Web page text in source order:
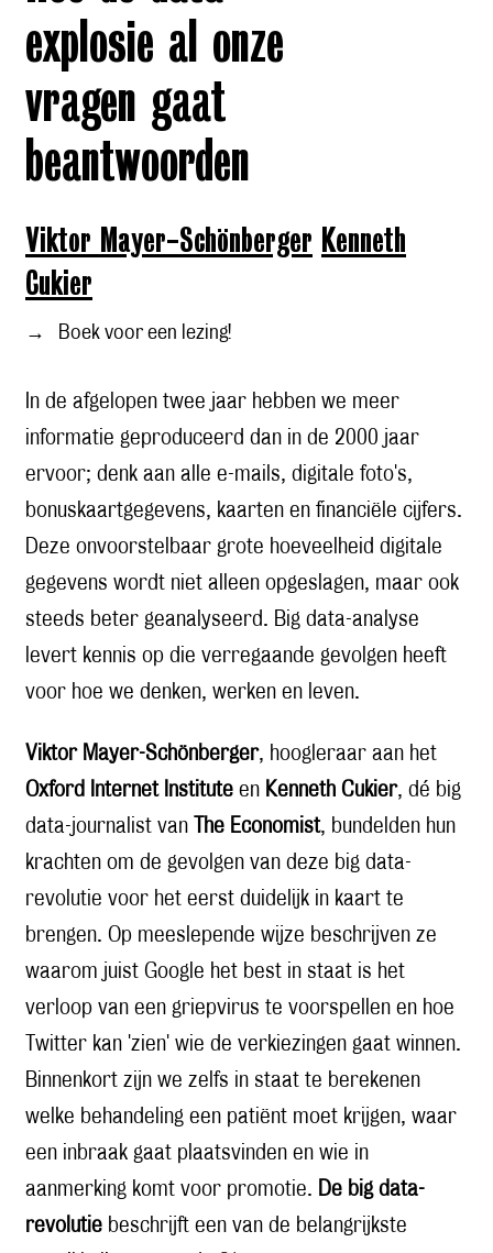
explosie al onze
vragen gaat
beantwoorden
Viktor Mayer-Schönberger Kenneth
Cukier
→ Boek voor een lezing!
In de afgelopen twee jaar hebben we meer
informatie geproduceerd dan in de 2000 jaar
ervoor; denk aan alle e-mails, digitale foto's,
bonuskaartgegevens, kaarten en financiële cijfers.
Deze onvoorstelbaar grote hoeveelheid digitale
gegevens wordt niet alleen opgeslagen, maar ook
steeds beter geanalyseerd. Big data-analyse
levert kennis op die verregaande gevolgen heeft
voor hoe we denken, werken en leven.
Viktor Mayer-Schönberger, hoogleraar aan het
Oxford Internet Institute en Kenneth Cukier, dé big
data-journalist van
The Economist, bundelden hun
krachten om de gevolgen van deze big data-
revolutie voor het eerst duidelijk in kaart te
brengen. Op meeslepende wijze beschrijven ze
waarom juist Google het best in staat is het
verloop van een griepvirus te voorspellen en hoe
Twitter kan 'zien' wie de verkiezingen gaat winnen.
Binnenkort zijn we zelfs in staat te berekenen
welke behandeling een patiënt moet krijgen, waar
een inbraak gaat plaatsvinden en wie in
aanmerking komt voor promotie. De big data-
revolutie beschrijft een van de belangrijkste